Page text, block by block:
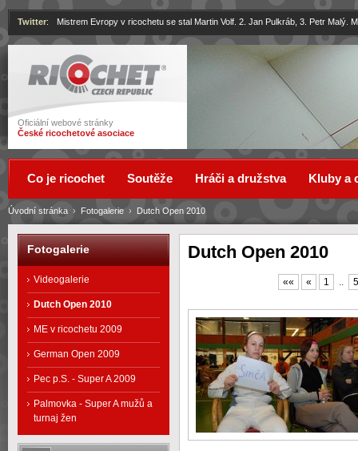
Ricochet
Oficiální webové stránky
České ricochetové asociace
Twitter: Mistrem Evropy v ricochetu se stal Martin Volf. 2. Jan Pulkráb, 3. Petr Malý.
Dutch Open 2010
«« « 1 .. 5
Úvodní stránka › Fotogalerie › Dutch Open 2010
Co je ricochet Soutěže Hráči a družstva Kluby a
Fotogalerie
Videogalerie
Dutch Open 2010
ME v ricochetu 2009
German Open 2009
Pec p.S. - Super A 2009
Palmovka - Super A mužů a
turnaj žen